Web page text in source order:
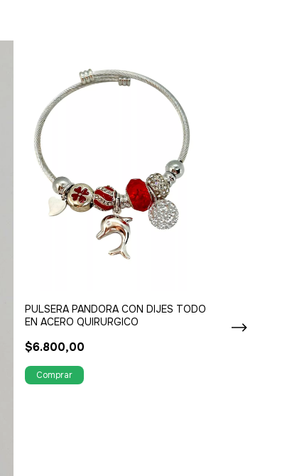
PULSERA PANDORA CON DIJES TODO
EN ACERO QUIRURGICO
$6.800,00